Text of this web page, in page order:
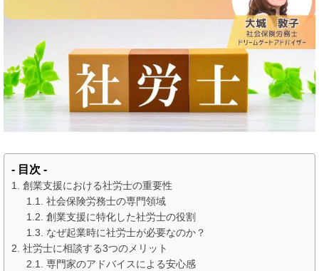
- 目次 -
創業支援における社労士の重要性
社会保険労務士の専門領域
創業支援に特化した社労士の役割
なぜ起業時に社労士が必要なのか？
社労士に相談する3つのメリット
専門家のアドバイスによる安心感